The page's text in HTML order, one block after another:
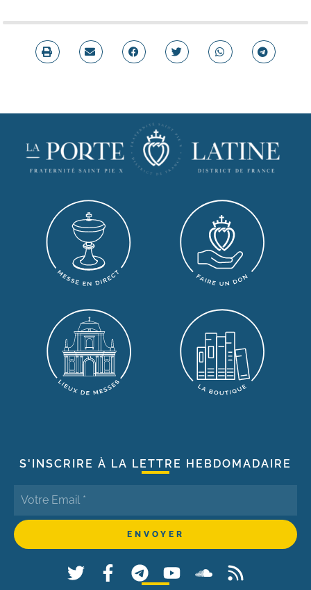
S'INSCRIRE À LA LETTRE HEBDOMADAIRE